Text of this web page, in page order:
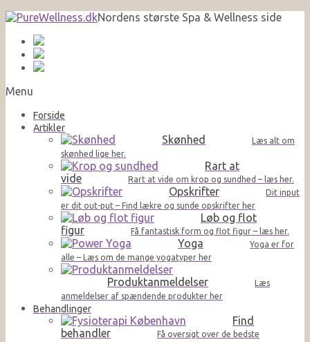
Nordens største Spa & Wellness side
Menu
Forside
Artikler
Skønhed
Læs alt om
skønhed lige her.
Rart at
vide
Rart at vide om krop og sundhed – læs her.
Opskrifter
Dit input
er dit out-put – Find lækre og sunde opskrifter her
Løb og flot
figur
Få fantastisk form og flot figur – læs her.
Yoga
Yoga er for
alle – Læs om de mange yogatyper her
Produktanmeldelser
Læs
anmeldelser af spændende produkter her
Behandlinger
Find
behandler
Få oversigt over de bedste